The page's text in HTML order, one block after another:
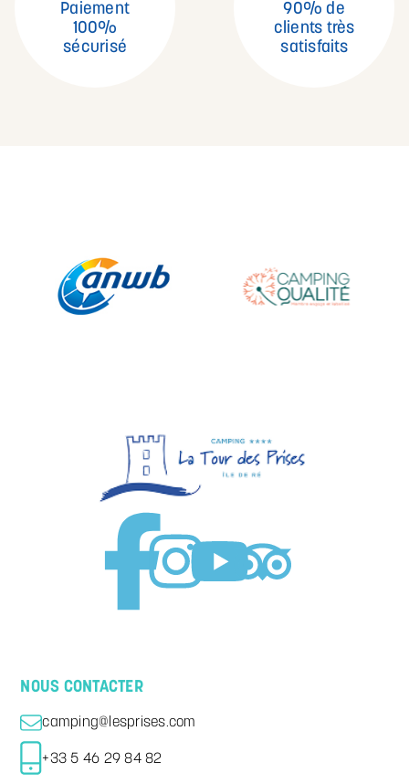
Paiement
100%
sécurisé
90% de
clients très
satisfaits
NOUS CONTACTER
camping@lesprises.com
+33 5 46 29 84 82